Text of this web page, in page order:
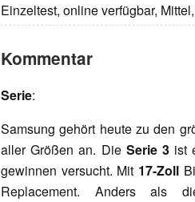
Einzeltest, online verfügbar,
Kommentar
Serie:
Samsung gehört heute zu den
aller Größen an. Die Serie 3ist
gewinnen versucht. Mit 17-Zoll
Replacement. Anders als